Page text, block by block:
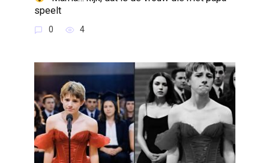
speelt
0 4